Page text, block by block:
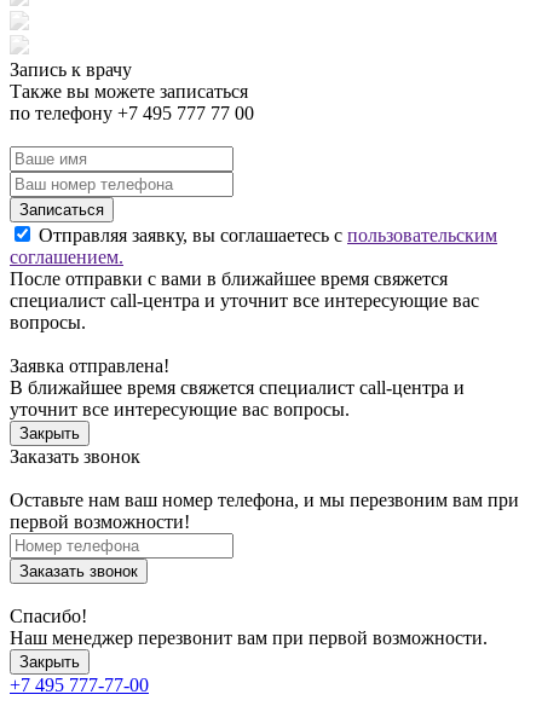
Запись к врачу
Также вы можете записаться
по телефону +7 495 777 77 00
Записаться
Отправляя заявку, вы соглашаетесь с пользовательским
соглашением.
После отправки с вами в ближайшее время свяжется
специалист call-центра и уточнит все интересующие вас
вопросы.
Заявка отправлена!
В ближайшее время свяжется специалист call-центра и
уточнит все интересующие вас вопросы.
Закрыть
Заказать звонок
Оставьте нам ваш номер телефона, и мы перезвоним вам при
первой возможности!
Заказать звонок
Спасибо!
Наш менеджер перезвонит вам при первой возможности.
Закрыть
+7 495 777-77-00